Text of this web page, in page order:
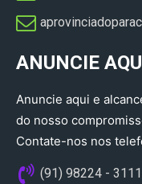
ANUNCIE
Anuncie aqui e
do nosso
Contate-nos nos
(91) 98224 - 3111